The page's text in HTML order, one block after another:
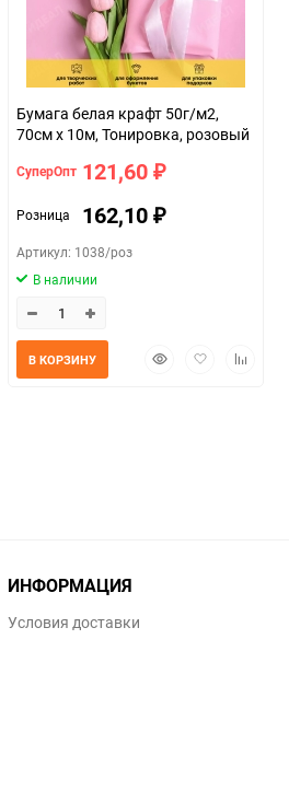
Бумага белая крафт 50г/м2,
70см x 10м, Тонировка, розовый
СуперОпт 121,60 ₽
Розница 162,10 ₽
Артикул: 1038/роз
В наличии
БыстрыйДобавитьДобавить
В КОРЗИНУ
ИНФОРМАЦИЯ
Условия доставки